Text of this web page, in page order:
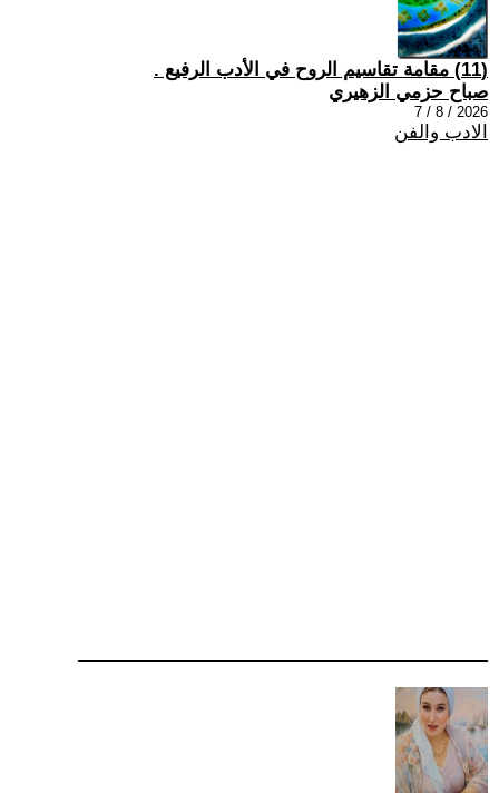
(11) مقامة تقاسيم الروح في الأدب الرفيع .
صباح حزمي الزهيري
2026 / 8 / 7
الادب والفن